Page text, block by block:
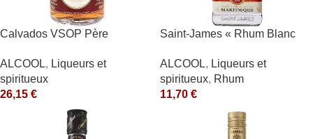
Calvados VSOP Père
ALCOOL, Liqueurs et
spiritueux
26,15 €
Saint-James « Rhum Blanc
ALCOOL, Liqueurs et
spiritueux, Rhum
11,70 €